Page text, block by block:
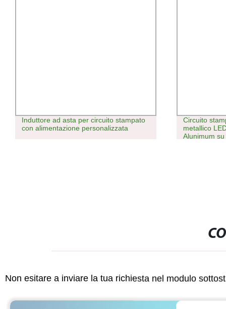
ad asta per circuito stampato
personalizzata
Circuito stampato con
metallico LED per
Alunimum su un lato
Non esitare a inviare la tua richiesta nel modulo